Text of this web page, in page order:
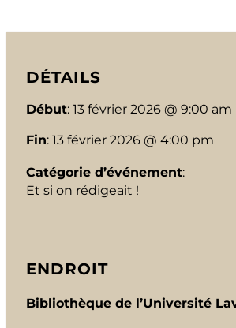
DÉTAILS
Début: 13 février 2026 @ 9:00 am
Fin: 13 février 2026 @ 4:00 pm
Catégorie d’événement:
Et si on rédigeait !
ENDROIT
Bibliothèque de l’Université